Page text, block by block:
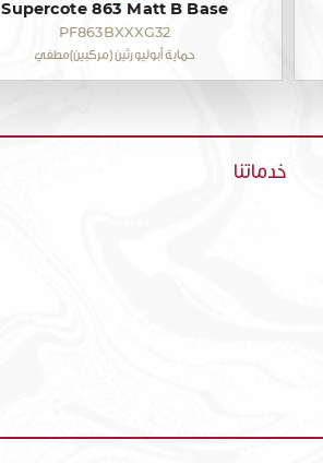
Supercote 863 Matt B Base
PF863BXXXG32
حماية أبوليورثين (مركبين)مطفي
خدماتنا